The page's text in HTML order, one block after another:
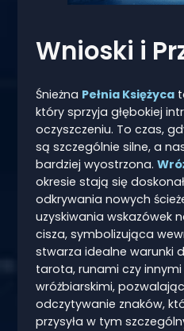
Wnioski i
Śnieżna Pełnia Księżyca
który sprzyja głębokiej
oczyszczeniu. To czas,
są szczególnie silne, a
bardziej wyostrzona.
okresie stają się
odkrywania nowych
uzyskiwania wskazówek
cisza, symbolizująca
stwarza idealne warunki
tarota, runami czy
wróżbiarskimi,
odczytywanie znaków,
przysyła w tym